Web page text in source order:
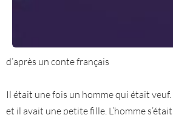
d’après un conte français
Il était une fois un homme qui était
et il avait une petite fille. L’homme